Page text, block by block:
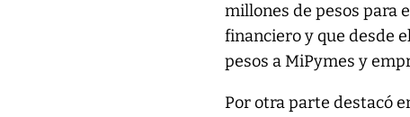
millones de pesos para
financiero y que desde
pesos a MiPymes y
Por otra parte destacó